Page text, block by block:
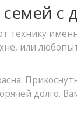
семей
или
долго.